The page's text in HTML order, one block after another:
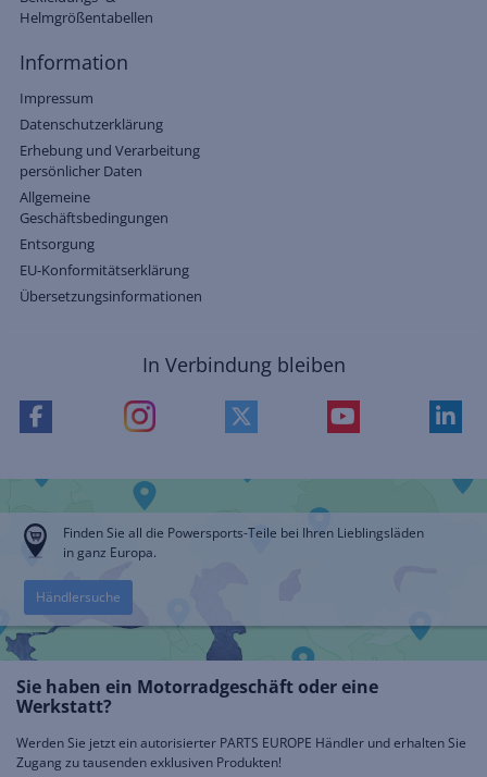
Helmgrößentabellen
Information
Impressum
Datenschutzerklärung
Erhebung und Verarbeitung
persönlicher Daten
Allgemeine
Geschäftsbedingungen
Entsorgung
EU-Konformitätserklärung
Übersetzungsinformationen
In Verbindung bleiben
Finden Sie all die Powersports-Teile bei Ihren Lieblingsläden
in ganz Europa.
Händlersuche
Sie haben ein Motorradgeschäft oder eine
Werkstatt?
Werden Sie jetzt ein autorisierter PARTS EUROPE Händler und erhalten Sie
Zugang zu tausenden exklusiven Produkten!